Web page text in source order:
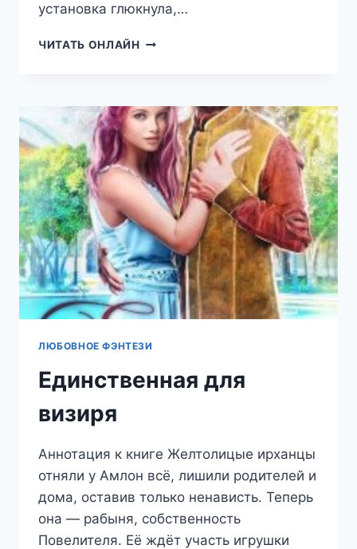
установка глюкнула,…
ЧИТАТЬ ОНЛАЙН ЛЮБОВЬ
ЛЮБОВНОЕ ФЭНТЕЗИ
Единственная для
визиря
Аннотация к книге Желтолицые ирханцы
отняли у Амлон всё, лишили родителей и
дома, оставив только ненависть. Теперь
она — рабыня, собственность
Повелителя. Её ждёт участь игрушки